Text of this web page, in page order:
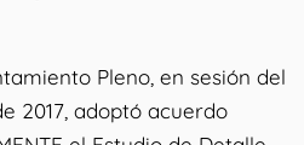
Pleno, en sesión del
2017, adoptó acuerdo